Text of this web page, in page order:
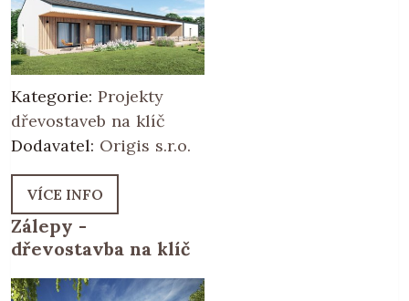
Kategorie: Projekty
dřevostaveb na klíč
Dodavatel: Origis s.r.o.
VÍCE INFO
Zálepy -
dřevostavba na klíč